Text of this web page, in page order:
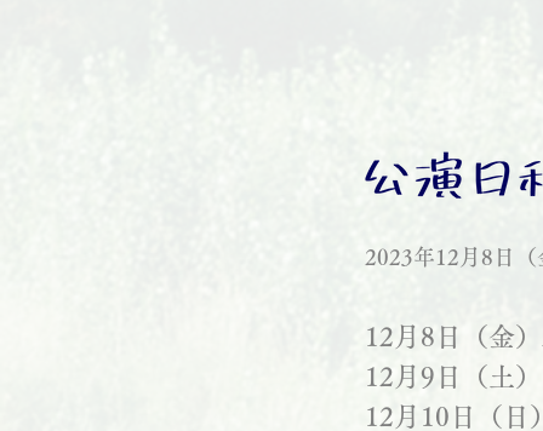
2023年12月8日
12月8日（金
12月9日（土
12月10日（日